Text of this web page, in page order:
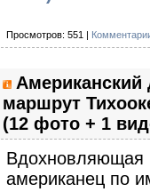
Просмотров: 551 |
маршрут
(12 фото + 1
Вдохновляющая
американец по